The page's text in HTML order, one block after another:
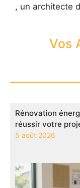
, un architecte
Vos
Rénovation
réussir votre
5 août 2026